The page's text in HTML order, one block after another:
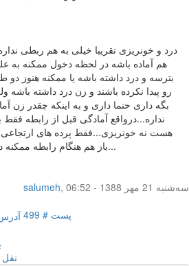
درد و خونریزی تقریبا خیلی به هم ربطی
هم آماده باشه در لحظه دخول ممکنه
بترسه و درد داشته باشه یا ممکنه هنوز دو
رو پیدا نکرده باشند و زن درد داشته باشه
بگه داری حتما داری و به اینکه چقدر زن
نداره...درواقع آمادگی قبل از رابطه فقط
هست نه خونریزی...فقط پرده های ارتجاعی
باز هم هنگام رابطه ممکنه درد وجود داشته باشه...
salumeh,
سه‌شنبه 21 مهر 1388 - 06:52
پست # 499